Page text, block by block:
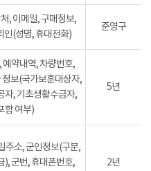
, 이메일, 구매정보,
인(성명, 휴대전화)
준영구
예약내역, 차량번호,
정보(국가보훈대상자,
자, 기초생활수급자,
함 여부)
5년
주소, 군인정보(구분,
), 군번, 휴대폰번호,
2년